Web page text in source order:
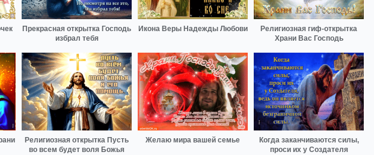
Прекрасная открытка Господь
избрал тебя
Икона Веры Надежды Любови
Религиозная гиф-открытка
Храни Вас Господь
Религиозная открытка Пусть
во всем будет воля Божья
Желаю мира вашей семье
Когда заканчиваются силы,
проси их у Создателя